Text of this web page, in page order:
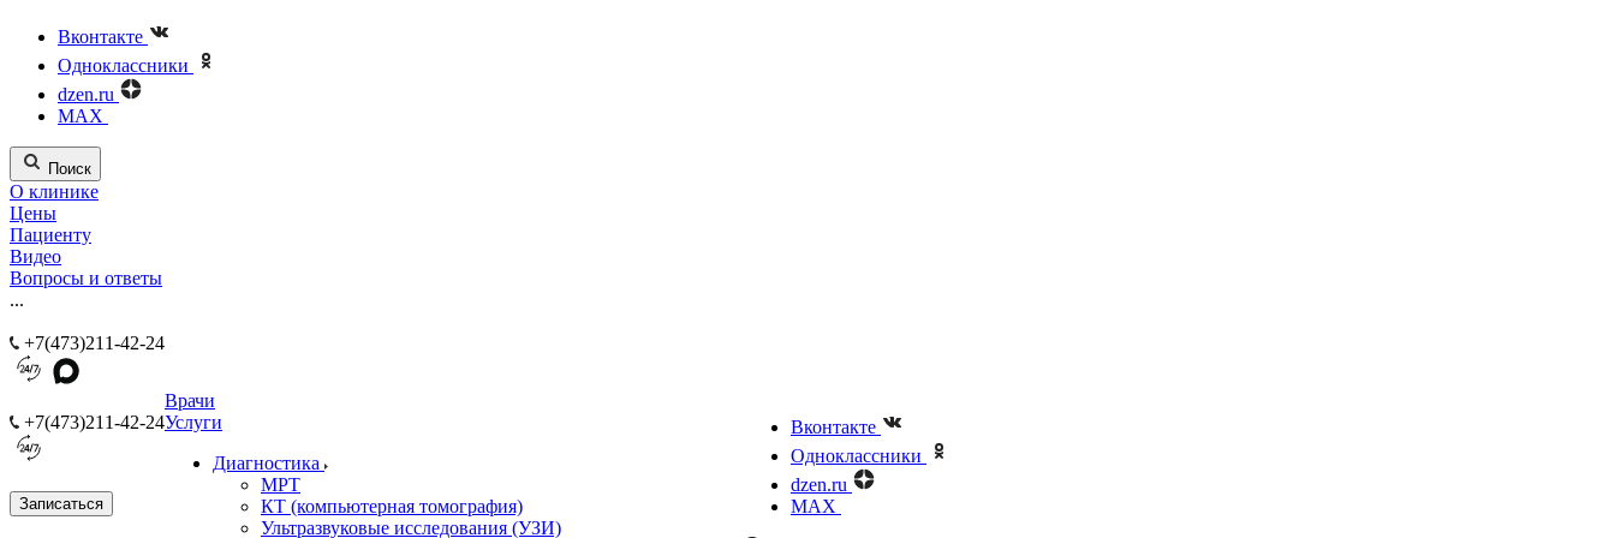
Вконтакте
Одноклассники
dzen.ru
MAX
Поиск
О клинике
Цены
Пациенту
Видео
Вопросы и ответы
...
+7(473)211-42-24
+7(473)211-42-24
Записаться
Врачи
Услуги
Диагностика
МРТ
КТ (компьютерная томография)
Ультразвуковые исследования (УЗИ)
Вконтакте
Одноклассники
dzen.ru
MAX